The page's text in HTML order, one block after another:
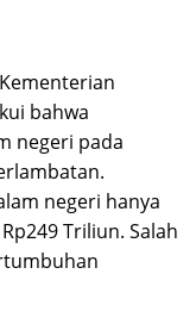
bahwa
negeri pada
negeri hanya
Triliun. Salah